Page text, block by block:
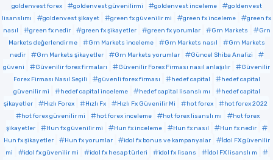
goldenvest forex
goldenvest güvenilirmi goldenvest inceleme
goldenvest
lisanslımı
goldenvest şikayet green fx güvenilir mi green fx inceleme
green fx
nasıl
green fx nedir green fx şikayetler green fx yorumlar Grn Markets
Grn
Markets değerlendirme
Grn Markets inceleme Grn Markets nasıl
Grn Markets
nedir
Grn Markets şikayetler Grn Markets yorumlar
Güncel Shiba Analizi
güveni
Güvenilir forex firmaları Güvenilir Forex Firması nasıl anlaşılır
Güvenilir
Forex Firması Nasıl Seçili
güvenli forex firması hedef capital
hedef capital
güvenilir mi
hedef capital inceleme hedef capital lisanslı mı
hedef capital
şikayetler
Hızlı Forex Hızlı Fx Hızlı Fx Güvenilir Mi hot forex
hot forex 2022
hot forex güvenilir mi
hot forex inceleme hot forex lisanslı mı
hot forex
şikayetler
Hun fx güvenilir mi Hun fx inceleme Hun fx nasıl
Hun fx nedir
Hun fx şikayetler
Hun fx yorumlar idol fx bonus ve kampanyalar
İdol FX güvenilir
mi
idol fx güvenilir mi idol fx hesap türleri idol fx lisans
İdol FX lisanslı m